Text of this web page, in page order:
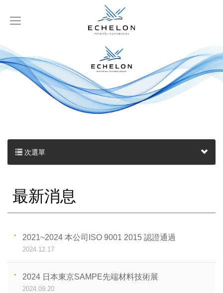
次選單
最新消息
2021~2024 本公司ISO 9001 2015 認證通過
2024.12.17
2024 日本東京SAMPE先端材料技術展
2024.09.20